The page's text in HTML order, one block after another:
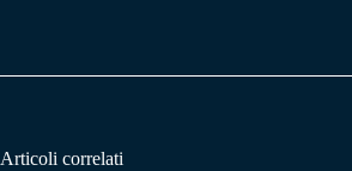
Articoli correlati